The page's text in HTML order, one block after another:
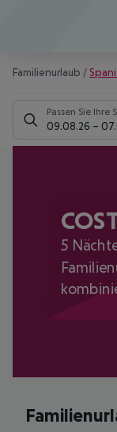
Familienurlaub /
Passen Sie Ihre
09.08.26 –
5